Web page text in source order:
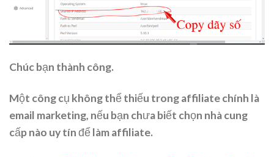
Chúc bạn thành công.
Một công cụ không thể thiếu trong affiliate chính là
email marketing, nếu bạn chưa biết chọn nhà cung
cấp nào uy tín để làm affiliate.